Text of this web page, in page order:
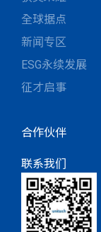
全球据点
新闻专区
ESG永续发展
征才启事
合作伙伴
联系我们